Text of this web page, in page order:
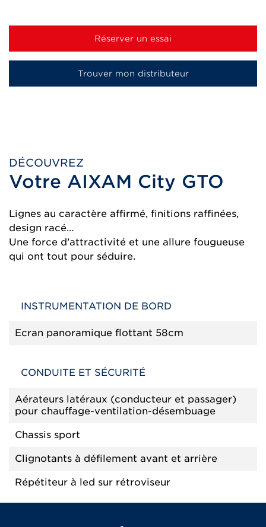
Réserver un essai
Trouver mon distributeur
DÉCOUVREZ
Votre AIXAM City GTO
Lignes au caractère affirmé, finitions raffinées,
design racé…
Une force d’attractivité et une allure fougueuse
qui ont tout pour séduire.
INSTRUMENTATION DE BORD
Ecran panoramique flottant 58cm
CONDUITE ET SÉCURITÉ
Aérateurs latéraux (conducteur et passager)
pour chauffage-ventilation-désembuage
Chassis sport
Clignotants à défilement avant et arrière
Répétiteur à led sur rétroviseur